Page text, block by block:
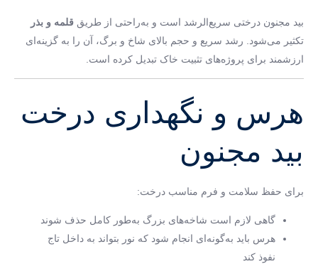
بید مجنون درختی سریع‌الرشد است و به‌راحتی از طریق قلمه و بذر
تکثیر می‌شود. رشد سریع و حجم بالای شاخ و برگ، آن را به گزینه‌ای
ارزشمند برای پروژه‌های تثبیت خاک تبدیل کرده است.
هرس و نگهداری درخت
بید مجنون
برای حفظ سلامت و فرم مناسب درخت:
گاهی لازم است شاخه‌های بزرگ به‌طور کامل حذف شوند
هرس باید به‌گونه‌ای انجام شود که نور بتواند به داخل تاج
نفوذ کند